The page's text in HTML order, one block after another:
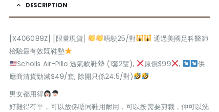
DESCRIPTION
[X406089Z] [限量現貨] 唔駛25/對
通過美國足科醫師
檢驗最有效既鞋墊
Scholls Air-Pillo 透氣軟鞋墊 (1套2雙),
原價$99 ,
供
應商清貨勁減$49/套, 除開只係24.5/對)
男女都用得
好難得有平，可以放係唔同鞋用耐用，可以按需要剪裁，仲可以洗